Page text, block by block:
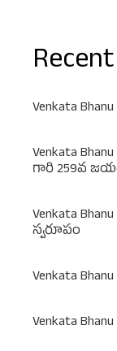
Venkata
Venkata
గారి 259వ
Venkata
స్వరూపం
Venkata
Venkata